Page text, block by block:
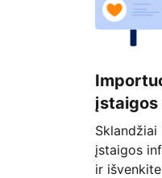
įstaigos
įstaigos
ir